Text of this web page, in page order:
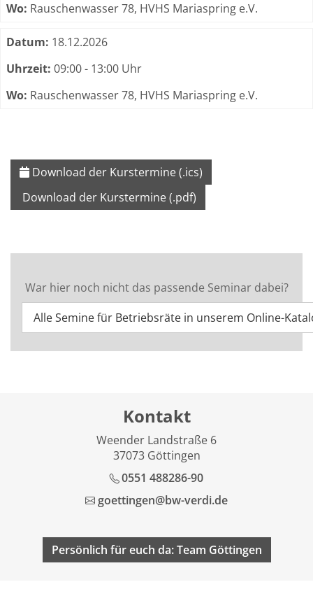
Wo: Rauschenwasser 78, HVHS Mariaspring e.V.
Datum: 18.12.2026
Uhrzeit: 09:00 - 13:00 Uhr
Wo: Rauschenwasser 78, HVHS Mariaspring e.V.
Download der Kurstermine (.ics)
Download der Kurstermine (.pdf)
War hier noch nicht das passende Seminar dabei?
Alle Semine für Betriebsräte in unserem Online-
Kontakt
Weender Landstraße 6
37073 Göttingen
0551 488286-90
goettingen@bw-verdi.de
Persönlich für euch da: Team Göttingen